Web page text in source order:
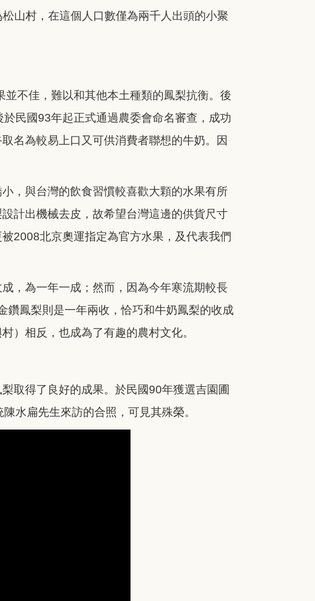
山村，在這個人口數僅為兩千人出頭的小聚
不佳，難以和其他本土種類的鳳梨抗衡。後
民國93年起正式通過農委會命名審查，成功
名為較易上口又可供消費者聯想的牛奶。因
，與台灣的飲食習慣較喜歡大顆的水果有所
計出機械去皮，故希望台灣這邊的供貨尺寸
2008北京奧運指定為官方水果，及代表我們
，為一年一成；然而，因為今年寒流期較長
鑽鳳梨則是一年兩收，恰巧和牛奶鳳梨的收成
）相反，也成為了有趣的農村文化。
取得了良好的成果。於民國90年獲選吉園圃
水扁先生來訪的合照，可見其殊榮。